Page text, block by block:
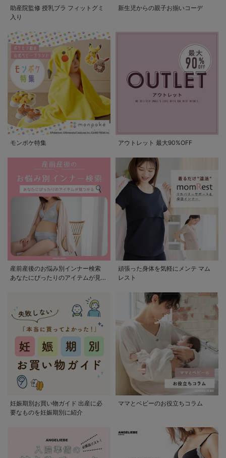
助産院監修 授乳ブラ フィットグミ
入り
新生児からの親子お揃いコーデ
モンポケ特集 アウトレット 最大90%OFF
産前産後のお悩み別インナー検索
あなたにぴったりのアイテムが見つ
頑張った身体を気軽にメンテ マム
レスト
妊娠期別お買い物ガイド 出産に必
要なものを妊娠期別に紹介
ママとベビーのお役立ちコラム